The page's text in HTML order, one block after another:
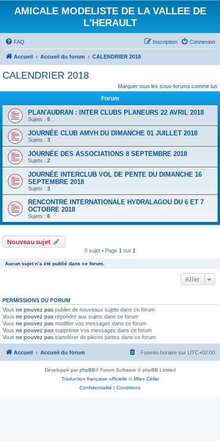
AMICALE MODELISTE DE LA VALLEE DE
L'HERAULT
FAQ Connexion
Inscription
Accueil Accueil du forum CALENDRIER 2018
CALENDRIER 2018
Marquer tous les sous-forums comme lus
Forum
PLAN'AUDRAN : INTER CLUBS PLANEURS 22 AVRIL 2018
Sujets : 6
JOURNÉE CLUB AMVH DU DIMANCHE 01 JUILLET 2018
Sujets : 3
JOURNÉE DES ASSOCIATIONS 8 SEPTEMBRE 2018
Sujets : 2
JOURNÉE INTERCLUB VOL DE PENTE DU DIMANCHE 16
SEPTEMBRE 2018
Sujets : 3
RENCONTRE INTERNATIONALE HYDRALAGOU DU 6 ET 7
OCTOBRE 2018
Sujets : 6
Nouveau sujet
0 sujet • Page 1 sur 1
Aucun sujet n’a été publié dans ce forum.
Aller
PERMISSIONS DU FORUM
Vous ne pouvez pas publier de nouveaux sujets dans ce forum
Vous ne pouvez pas répondre aux sujets dans ce forum
Vous ne pouvez pas modifier vos messages dans ce forum
Vous ne pouvez pas supprimer vos messages dans ce forum
Vous ne pouvez pas transférer de pièces jointes dans ce forum
Accueil Accueil du forum Fuseau horaire sur UTC+02:00
Développé parphpBB® Forum Software © phpBB Limited
Traduction française officielle ©Miles Cellar
Confidentialité | Conditions